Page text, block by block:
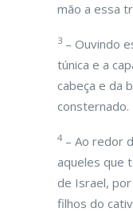
mão a essa
3 – Ouvindo
túnica e a
cabeça e da
consternado.
4 – Ao redor
aqueles que
de Israel,
filhos do